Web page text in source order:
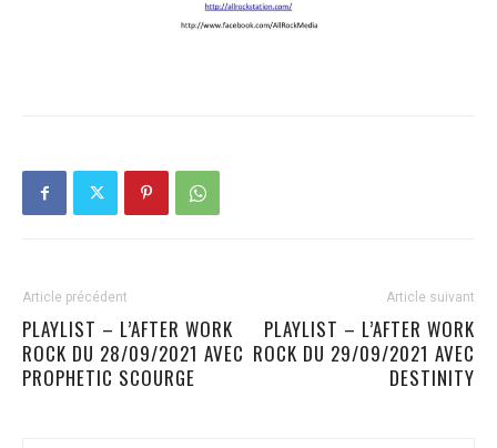
Article précédent
PLAYLIST – L’AFTER WORK
ROCK DU 28/09/2021 AVEC
PROPHETIC SCOURGE
Article suivant
PLAYLIST – L’AFTER WORK
ROCK DU 29/09/2021 AVEC
DESTINITY